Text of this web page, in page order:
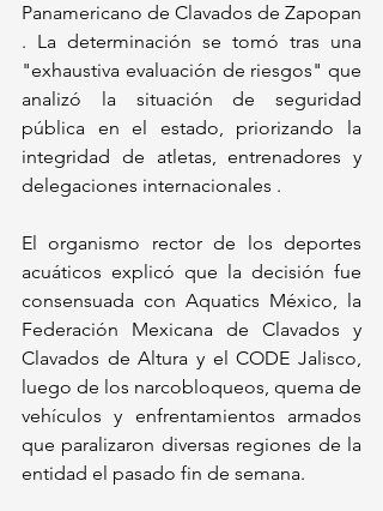
Panamericano de Clavados de Zapopan
. La determinación se tomó tras una
"exhaustiva evaluación de riesgos" que
analizó la situación de seguridad
pública en el estado, priorizando la
integridad de atletas, entrenadores y
delegaciones internacionales .
El organismo rector de los deportes
acuáticos explicó que la decisión fue
consensuada con Aquatics México, la
Federación Mexicana de Clavados y
Clavados de Altura y el CODE Jalisco,
luego de los narcobloqueos, quema de
vehículos y enfrentamientos armados
que paralizaron diversas regiones de la
entidad el pasado fin de semana.